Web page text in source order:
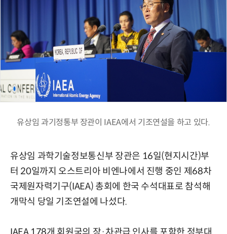
유상임 과기정통부 장관이 IAEA에서 기조연설을 하고 있다.
유상임 과학기술정보통신부 장관은 16일(현지시간)부
터 20일까지 오스트리아 비엔나에서 진행 중인 제68차
국제원자력기구(IAEA) 총회에 한국 수석대표로 참석해
개막식 당일 기조연설에 나섰다.